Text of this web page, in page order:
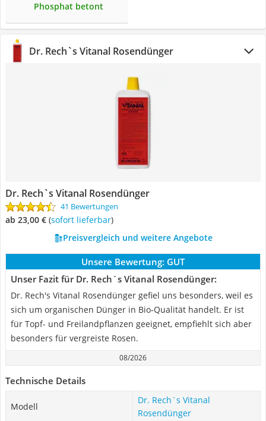
Phosphat betont
Dr. Rech`s Vitanal Rosendünger
Dr. Rech`s Vitanal Rosendünger
41 Bewertungen
ab 23,00 € ( Sofort lieferbar)
Preisvergleich und weitere Angebote
Unsere Bewertung: GUT
Unser Fazit für Dr. Rech`s Vitanal Rosendünger:
Dr. Rech's Vitanal Rosendünger gefiel uns besonders, weil es
sich um organischen Dünger in Bio-Qualität handelt. Er ist
für Topf- und Freilandpflanzen geeignet, empfiehlt sich aber
besonders für vergreiste Rosen.
08/2026
Technische Details
Modell
Dr. Rech`s Vitanal
Rosendünger